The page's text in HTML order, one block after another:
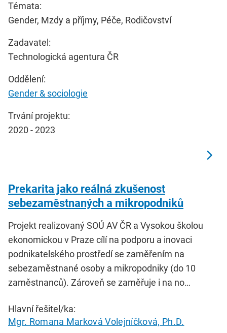
Témata:
Gender, Mzdy a příjmy, Péče, Rodičovství
Zadavatel:
Technologická agentura ČR
Oddělení:
Gender & sociologie
Trvání projektu:
2020 - 2023
Prekarita jako reálná zkušenost
sebezaměstnaných a mikropodniků
Projekt realizovaný SOÚ AV ČR a Vysokou školou
ekonomickou v Praze cílí na podporu a inovaci
podnikatelského prostředí se zaměřením na
sebezaměstnané osoby a mikropodniky (do 10
zaměstnanců). Zároveň se zaměřuje i na no…
Hlavní řešitel/ka:
Mgr. Romana Marková Volejníčková, Ph.D.